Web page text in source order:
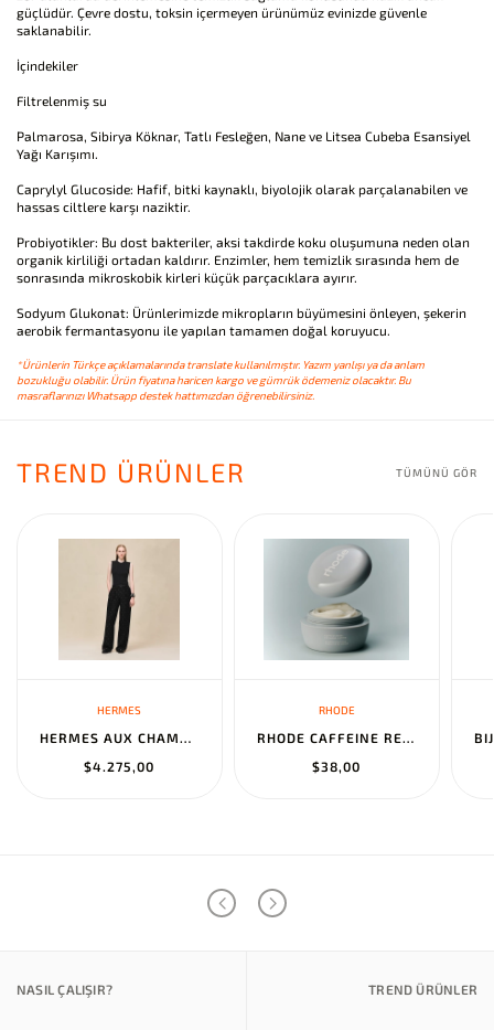
güçlüdür. Çevre dostu, toksin içermeyen ürünümüz evinizde güvenle
saklanabilir.
İçindekiler
Filtrelenmiş su
Palmarosa, Sibirya Köknar, Tatlı Fesleğen, Nane ve Litsea Cubeba Esansiyel
Yağı Karışımı.
Caprylyl Glucoside: Hafif, bitki kaynaklı, biyolojik olarak parçalanabilen ve
hassas ciltlere karşı naziktir.
Probiyotikler: Bu dost bakteriler, aksi takdirde koku oluşumuna neden olan
organik kirliliği ortadan kaldırır. Enzimler, hem temizlik sırasında hem de
sonrasında mikroskobik kirleri küçük parçacıklara ayırır.
Sodyum Glukonat: Ürünlerimizde mikropların büyümesini önleyen, şekerin
aerobik fermantasyonu ile yapılan tamamen doğal koruyucu.
*Ürünlerin Türkçe açıklamalarında translate kullanılmıştır. Yazım yanlışı ya da anlam
bozukluğu olabilir. Ürün fiyatına haricen kargo ve gümrük ödemeniz olacaktır. Bu
masraflarınızı Whatsapp destek hattımızdan öğrenebilirsiniz.
TREND ÜRÜNLER TÜMÜNÜ GÖR
HERMES
HERMES AUX CHAMPS EN FLEURS" PANTS NOIR
$4.275,00
RHODE
RHODE CAFFEINE RESET SCULPTING CREAM MASK
$38,00
NASIL ÇALIŞIR? TREND ÜRÜNLER